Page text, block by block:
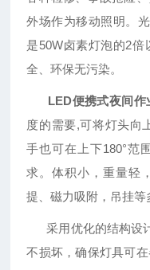
外场作为移动照明。
是50W卤素灯泡的2
全、环保无污染。
LED便携式夜间
度的需要,可将灯头向
手也可在上下180°范
求。体积小，重量轻
提、磁力吸附，吊挂等
采用优化的结构设
不损坏，确保灯具可